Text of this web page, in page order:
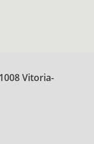
Vitoria-